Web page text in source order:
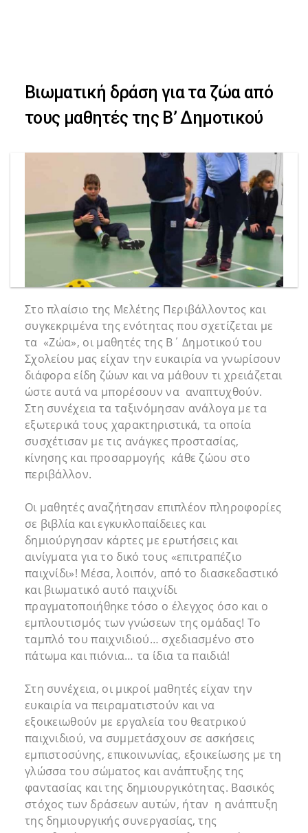
navigation
content
Βιωματική δράση για τα ζώα από
τους μαθητές της Β’ Δημοτικού
Στο πλαίσιο της Μελέτης Περιβάλλοντος και
συγκεκριμένα της ενότητας που σχετίζεται με
τα «Ζώα», οι μαθητές της Β΄ Δημοτικού του
Σχολείου μας είχαν την ευκαιρία να γνωρίσουν
διάφορα είδη ζώων και να μάθουν τι χρειάζεται
ώστε αυτά να μπορέσουν να αναπτυχθούν.
Στη συνέχεια τα ταξινόμησαν ανάλογα με τα
εξωτερικά τους χαρακτηριστικά, τα οποία
συσχέτισαν με τις ανάγκες προστασίας,
κίνησης και προσαρμογής κάθε ζώου στο
περιβάλλον.
Οι μαθητές αναζήτησαν επιπλέον πληροφορίες
σε βιβλία και εγκυκλοπαίδειες και
δημιούργησαν κάρτες με ερωτήσεις και
αινίγματα για το δικό τους «επιτραπέζιο
παιχνίδι»! Μέσα, λοιπόν, από το διασκεδαστικό
και βιωματικό αυτό παιχνίδι
πραγματοποιήθηκε τόσο ο έλεγχος όσο και ο
εμπλουτισμός των γνώσεων της ομάδας! Το
ταμπλό του παιχνιδιού… σχεδιασμένο στο
πάτωμα και πιόνια… τα ίδια τα παιδιά!
Στη συνέχεια, οι μικροί μαθητές είχαν την
ευκαιρία να πειραματιστούν και να
εξοικειωθούν με εργαλεία του θεατρικού
παιχνιδιού, να συμμετάσχουν σε ασκήσεις
εμπιστοσύνης, επικοινωνίας, εξοικείωσης με τη
γλώσσα του σώματος και ανάπτυξης της
φαντασίας και της δημιουργικότητας. Βασικός
στόχος των δράσεων αυτών, ήταν η ανάπτυξη
της δημιουργικής συνεργασίας, της